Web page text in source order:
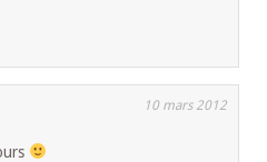
10 mars 2012